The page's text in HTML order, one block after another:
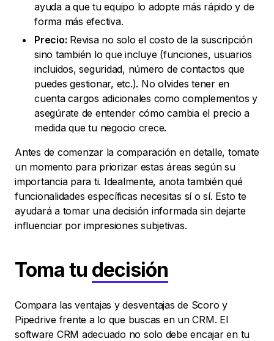
ayuda a que tu equipo lo adopte más rápido y de
forma más efectiva.
Precio: Revisa no solo el costo de la suscripción
sino también lo que incluye (funciones, usuarios
incluidos, seguridad, número de contactos que
puedes gestionar, etc.). No olvides tener en
cuenta cargos adicionales como complementos y
asegúrate de entender cómo cambia el precio a
medida que tu negocio crece.
Antes de comenzar la comparación en detalle, tomate
un momento para priorizar estas áreas según su
importancia para ti. Idealmente, anota también qué
funcionalidades específicas necesitas sí o sí. Esto te
ayudará a tomar una decisión informada sin dejarte
influenciar por impresiones subjetivas.
Toma tu decisión
Compara las ventajas y desventajas de Scoro y
Pipedrive frente a lo que buscas en un CRM. El
software CRM adecuado no solo debe encajar en tu